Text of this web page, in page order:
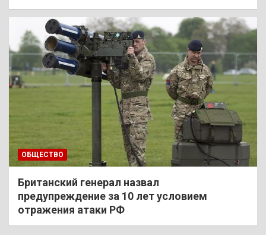
ОБЩЕСТВО
Британский генерал назвал
предупреждение за 10 лет условием
отражения атаки РФ